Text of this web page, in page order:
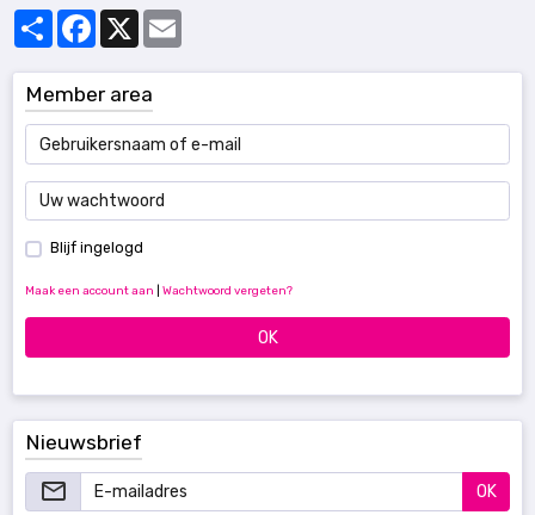
PartagerFacebook
Member area
Blijf ingelogd
Maak een account aan Wachtwoord vergeten?
OK
Nieuwsbrief
OK